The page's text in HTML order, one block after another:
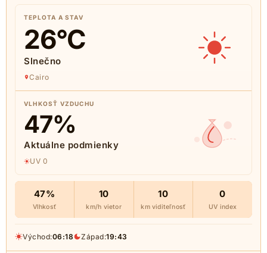
TEPLOTA A STAV
26°C
Slnečno
Cairo
VLHKOSŤ VZDUCHU
47%
Aktuálne podmienky
UV 0
47%
Vlhkosť
10
km/h vietor
10
km viditeľnosť
0
UV index
Východ:06:18 Západ:19:43